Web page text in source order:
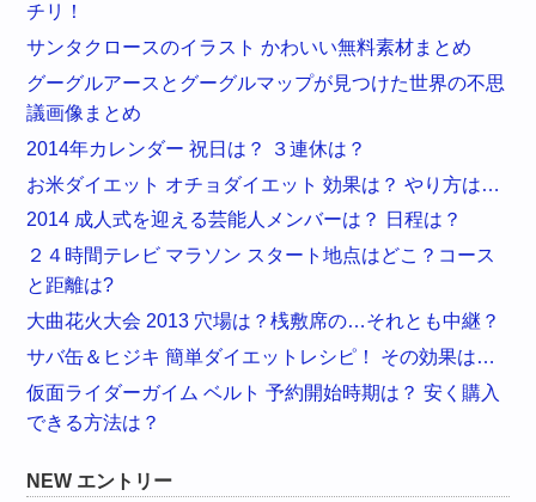
チリ！
サンタクロースのイラスト かわいい無料素材まとめ
グーグルアースとグーグルマップが見つけた世界の不思
議画像まとめ
2014年カレンダー 祝日は？ ３連休は？
お米ダイエット オチョダイエット 効果は？ やり方は…
2014 成人式を迎える芸能人メンバーは？ 日程は？
２４時間テレビ マラソン スタート地点はどこ？コース
と距離は?
大曲花火大会 2013 穴場は？桟敷席の…それとも中継？
サバ缶＆ヒジキ 簡単ダイエットレシピ！ その効果は…
仮面ライダーガイム ベルト 予約開始時期は？ 安く購入
できる方法は？
NEW エントリー